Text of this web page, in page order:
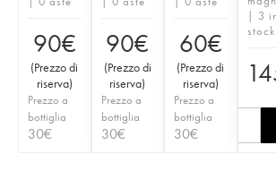
90€
(Prezzo di
riserva)
Prezzo a
bottiglia
30€
90€
(Prezzo di
riserva)
Prezzo a
bottiglia
30€
60€
(Prezzo di
riserva)
Prezzo a
bottiglia
30€
| 3 in
stock